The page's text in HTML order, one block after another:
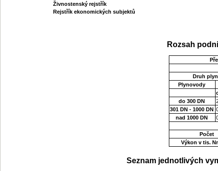
Živnostenský rejstřík
Rejstřík ekonomických subjektů
Rozsah
Druh
Plynovody
do 300 DN
301 DN - 1000 DN
nad 1000 DN
Počet
Výkon v tis.
Seznam jednotlivých